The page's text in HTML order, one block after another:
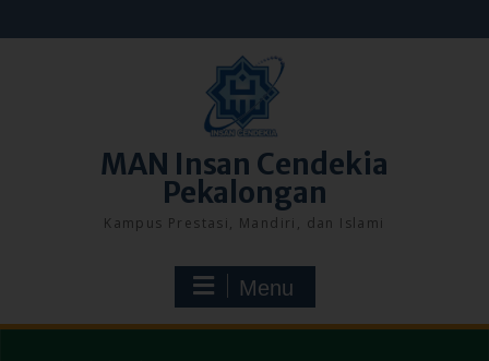
to
MAN Insan Cendekia
Pekalongan
Kampus Prestasi, Mandiri, dan Islami
Menu